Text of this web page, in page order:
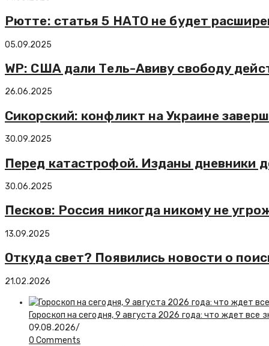
Рютте: статья 5 НАТО не будет
05.09.2025
WP: США дали Тель-Авиву свободу
26.06.2025
Сикорский: конфликт на Украине
30.09.2025
Перед катастрофой. Изданы дневники
30.06.2025
Песков: Россия никогда никому не
13.09.2025
Откуда свет? Появились новости о
21.02.2026
Гороскоп на сегодня, 9 августа 2026 года: что ждет все
09.08.2026/
0 Comments